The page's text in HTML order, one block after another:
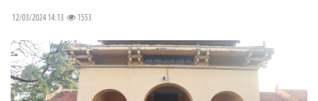
12/03/2024 14:13 1553